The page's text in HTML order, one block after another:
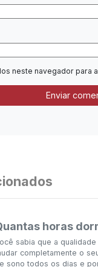
neste navegador para
horas
sabia que a
completamente o
sono todos os dias e